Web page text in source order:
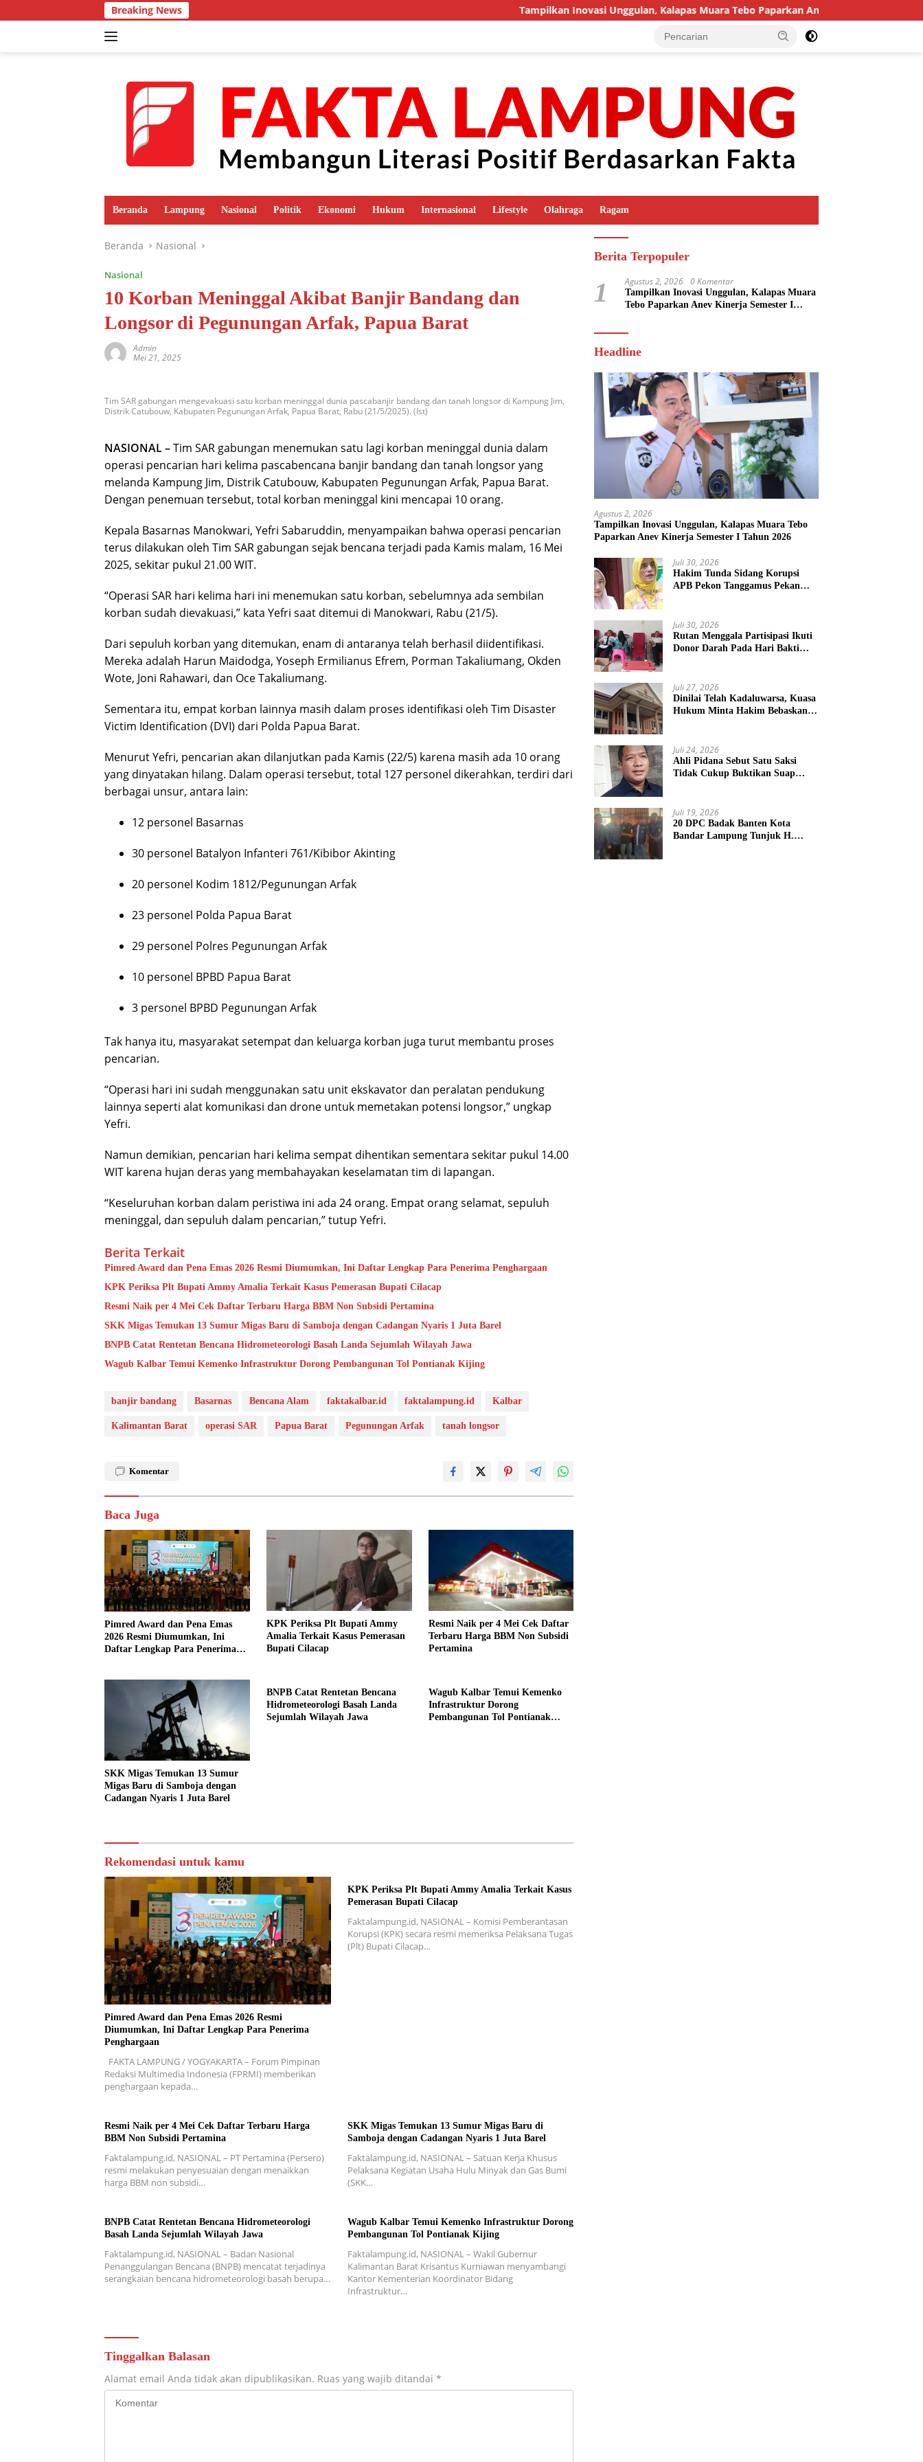
ke
Breaking News Tampilkan Inovasi Unggulan, Kalapas Muara Tebo Paparkan Anev Kinerja Semester I Tahun
Beranda Lampung Nasional Politik Ekonomi Hukum Internasional Lifestyle Olahraga Ragam
Beranda Nasional
Nasional
10 Korban Meninggal Akibat Banjir Bandang dan
Longsor di Pegunungan Arfak, Papua Barat
Admin
Mei 21, 2025
Tim SAR gabungan mengevakuasi satu korban meninggal dunia pascabanjir bandang dan tanah longsor di Kampung Jim,
Distrik Catubouw, Kabupaten Pegunungan Arfak, Papua Barat, Rabu (21/5/2025). (Ist)
NASIONAL –Tim SAR gabungan menemukan satu lagi korban meninggal dunia dalam
operasi pencarian hari kelima pascabencana banjir bandang dan tanah longsor yang
melanda Kampung Jim, Distrik Catubouw, Kabupaten Pegunungan Arfak, Papua Barat.
Dengan penemuan tersebut, total korban meninggal kini mencapai 10 orang.
Kepala Basarnas Manokwari, Yefri Sabaruddin, menyampaikan bahwa operasi pencarian
terus dilakukan oleh Tim SAR gabungan sejak bencana terjadi pada Kamis malam, 16 Mei
2025, sekitar pukul 21.00 WIT.
“Operasi SAR hari kelima hari ini menemukan satu korban, sebelumnya ada sembilan
korban sudah dievakuasi,” kata Yefri saat ditemui di Manokwari, Rabu (21/5).
Dari sepuluh korban yang ditemukan, enam di antaranya telah berhasil diidentifikasi.
Mereka adalah Harun Maidodga, Yoseph Ermilianus Efrem, Porman Takaliumang, Okden
Wote, Joni Rahawari, dan Oce Takaliumang.
Sementara itu, empat korban lainnya masih dalam proses identifikasi oleh Tim Disaster
Victim Identification (DVI) dari Polda Papua Barat.
Menurut Yefri, pencarian akan dilanjutkan pada Kamis (22/5) karena masih ada 10 orang
yang dinyatakan hilang. Dalam operasi tersebut, total 127 personel dikerahkan, terdiri dari
berbagai unsur, antara lain:
12 personel Basarnas
30 personel Batalyon Infanteri 761/Kibibor Akinting
20 personel Kodim 1812/Pegunungan Arfak
23 personel Polda Papua Barat
29 personel Polres Pegunungan Arfak
10 personel BPBD Papua Barat
3 personel BPBD Pegunungan Arfak
Tak hanya itu, masyarakat setempat dan keluarga korban juga turut membantu proses
pencarian.
“Operasi hari ini sudah menggunakan satu unit ekskavator dan peralatan pendukung
lainnya seperti alat komunikasi dan drone untuk memetakan potensi longsor,” ungkap
Yefri.
Namun demikian, pencarian hari kelima sempat dihentikan sementara sekitar pukul 14.00
WIT karena hujan deras yang membahayakan keselamatan tim di lapangan.
“Keseluruhan korban dalam peristiwa ini ada 24 orang. Empat orang selamat, sepuluh
meninggal, dan sepuluh dalam pencarian,” tutup Yefri.
Berita Terkait
Pimred Award dan Pena Emas 2026 Resmi Diumumkan, Ini Daftar Lengkap Para Penerima Penghargaan
KPK Periksa Plt Bupati Ammy Amalia Terkait Kasus Pemerasan Bupati Cilacap
Resmi Naik per 4 Mei Cek Daftar Terbaru Harga BBM Non Subsidi Pertamina
SKK Migas Temukan 13 Sumur Migas Baru di Samboja dengan Cadangan Nyaris 1 Juta Barel
BNPB Catat Rentetan Bencana Hidrometeorologi Basah Landa Sejumlah Wilayah Jawa
Wagub Kalbar Temui Kemenko Infrastruktur Dorong Pembangunan Tol Pontianak Kijing
banjir bandang Basarnas Bencana Alam faktakalbar.id faktalampung.id Kalbar
Kalimantan Barat operasi SAR Papua Barat Pegunungan Arfak tanah longsor
Komentar
Baca Juga
Pimred Award dan Pena Emas
2026 Resmi Diumumkan, Ini
Daftar Lengkap Para Penerima
KPK Periksa Plt Bupati Ammy
Amalia Terkait Kasus Pemerasan
Bupati Cilacap
Resmi Naik per 4 Mei Cek Daftar
Terbaru Harga BBM Non Subsidi
Pertamina
SKK Migas Temukan 13 Sumur
Migas Baru di Samboja dengan
Cadangan Nyaris 1 Juta Barel
BNPB Catat Rentetan Bencana
Hidrometeorologi Basah Landa
Sejumlah Wilayah Jawa
Wagub Kalbar Temui Kemenko
Infrastruktur Dorong
Pembangunan Tol Pontianak
Rekomendasi untuk kamu
Pimred Award dan Pena Emas 2026 Resmi
Diumumkan, Ini Daftar Lengkap Para Penerima
Penghargaan
FAKTA LAMPUNG / YOGYAKARTA – Forum Pimpinan
Redaksi Multimedia Indonesia (FPRMI) memberikan
penghargaan kepada…
KPK Periksa Plt Bupati Ammy Amalia Terkait Kasus
Pemerasan Bupati Cilacap
Faktalampung.id, NASIONAL – Komisi Pemberantasan
Korupsi (KPK) secara resmi memeriksa Pelaksana Tugas
(Plt) Bupati Cilacap…
Resmi Naik per 4 Mei Cek Daftar Terbaru Harga
BBM Non Subsidi Pertamina
Faktalampung.id, NASIONAL – PT Pertamina (Persero)
resmi melakukan penyesuaian dengan menaikkan
harga BBM non subsidi…
SKK Migas Temukan 13 Sumur Migas Baru di
Samboja dengan Cadangan Nyaris 1 Juta Barel
Faktalampung.id, NASIONAL – Satuan Kerja Khusus
Pelaksana Kegiatan Usaha Hulu Minyak dan Gas Bumi
(SKK…
BNPB Catat Rentetan Bencana Hidrometeorologi
Basah Landa Sejumlah Wilayah Jawa
Faktalampung.id, NASIONAL – Badan Nasional
Penanggulangan Bencana (BNPB) mencatat terjadinya
serangkaian bencana hidrometeorologi basah berupa…
Wagub Kalbar Temui Kemenko Infrastruktur Dorong
Pembangunan Tol Pontianak Kijing
Faktalampung.id, NASIONAL – Wakil Gubernur
Kalimantan Barat Krisantus Kurniawan menyambangi
Kantor Kementerian Koordinator Bidang
Infrastruktur…
Tinggalkan Balasan
Alamat email Anda tidak akan dipublikasikan. Ruas yang wajib ditandai *
Berita Terpopuler
1 Agustus 2, 2026 0 Komentar
Tampilkan Inovasi Unggulan, Kalapas Muara
Tebo Paparkan Anev Kinerja Semester I
Headline
Agustus 2, 2026
Tampilkan Inovasi Unggulan, Kalapas Muara Tebo
Paparkan Anev Kinerja Semester I Tahun 2026
Juli 30, 2026
Hakim Tunda Sidang Korupsi
APB Pekon Tanggamus Pekan
Juli 30, 2026
Rutan Menggala Partisipasi Ikuti
Donor Darah Pada Hari Bakti
Juli 27, 2026
Dinilai Telah Kadaluwarsa, Kuasa
Hukum Minta Hakim Bebaskan
Juli 24, 2026
Ahli Pidana Sebut Satu Saksi
Tidak Cukup Buktikan Suap
Juli 19, 2026
20 DPC Badak Banten Kota
Bandar Lampung Tunjuk H.